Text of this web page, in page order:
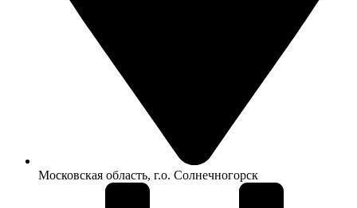
Московская область, г.о. Солнечногорск